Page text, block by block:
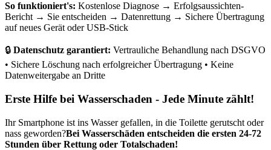
So funktioniert's: Kostenlose Diagnose → Erfolgsaussichten-
Bericht → Sie entscheiden → Datenrettung → Sichere Übertragung
auf neues Gerät oder USB-Stick
🔒 Datenschutz garantiert: Vertrauliche Behandlung nach DSGVO
• Sichere Löschung nach erfolgreicher Übertragung • Keine
Datenweitergabe an Dritte
Erste Hilfe bei Wasserschaden - Jede Minute zählt!
Ihr Smartphone ist ins Wasser gefallen, in die Toilette gerutscht oder
nass geworden?Bei Wasserschäden entscheiden die ersten 24-72
Stunden über Rettung oder Totalschaden!